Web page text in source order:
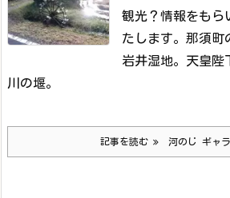
観光？情報をもら
たします。 那須町
岩井湿地。天皇陛
川の堰。
記事を読む 河のじ ギャ